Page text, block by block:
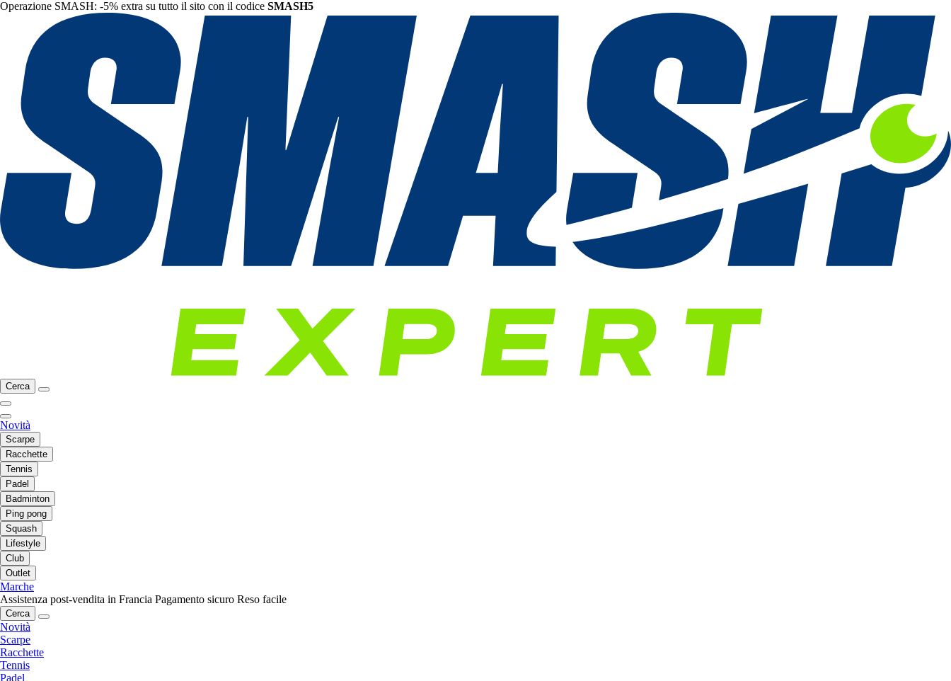
Operazione SMASH: -5% extra su tutto il sito con il codice SMASH5
Cerca
Novità
Scarpe
Racchette
Tennis
Padel
Badminton
Ping pong
Squash
Lifestyle
Club
Outlet
Marche
Assistenza post-vendita in Francia Pagamento sicuro Reso facile
Cerca
Novità
Scarpe
Racchette
Tennis
Padel